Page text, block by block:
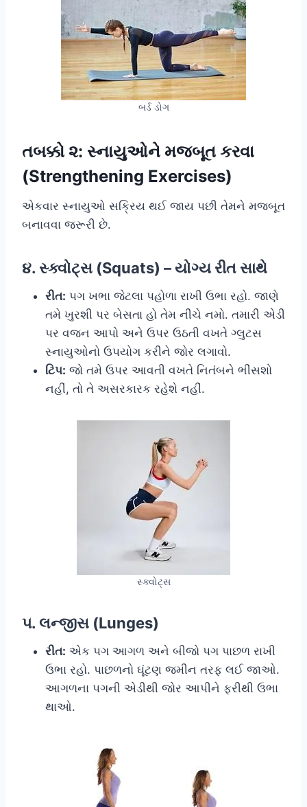
બર્ડ ડોગ
તબક્કો ૨: સ્નાયુઓને મજબૂત કરવા
(Strengthening Exercises)
એકવાર સ્નાયુઓ સક્રિય થઈ જાય પછી તેમને મજબૂત
બનાવવા જરૂરી છે.
૪. સ્ક્વોટ્સ (Squats) – યોગ્ય રીત સાથે
રીત: પગ ખભા જેટલા પહોળા રાખી ઉભા રહો. જાણે
તમે ખુરશી પર બેસતા હો તેમ નીચે નમો. તમારી એડી
પર વજન આપો અને ઉપર ઉઠતી વખતે ગ્લુટસ
સ્નાયુઓનો ઉપયોગ કરીને જોર લગાવો.
ટિપ: જો તમે ઉપર આવતી વખતે નિતંબને ભીંસશો
નહીં, તો તે અસરકારક રહેશે નહીં.
સ્ક્વોટ્સ
૫. લન્જીસ (Lunges)
રીત: એક પગ આગળ અને બીજો પગ પાછળ રાખી
ઉભા રહો. પાછળનો ઘૂંટણ જમીન તરફ લઈ જાઓ.
આગળના પગની એડીથી જોર આપીને ફરીથી ઉભા
થાઓ.